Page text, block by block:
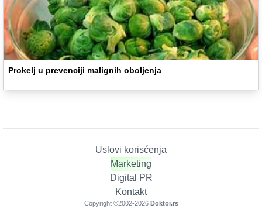
Prokelj u prevenciji malignih oboljenja
Uslovi korisćenja
Marketing
Digital PR
Kontakt
Copyright ©2002-2026 Doktor.rs